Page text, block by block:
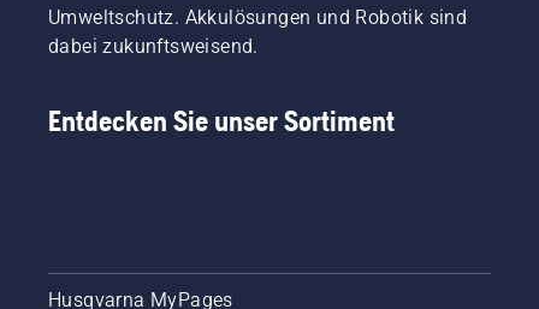
Umweltschutz. Akkulösungen und Robotik sind
dabei zukunftsweisend.
Entdecken Sie unser Sortiment
Husqvarna MyPages